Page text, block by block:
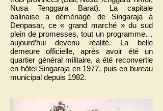
Nusa Tenggara Barat). La capitale
balinaise a déménagé de Singaraja à
Denpasar, ce « grand marché » du sud
plein de promesses, tout un programme…
aujourd’hui devenu réalité. La belle
demeure officielle, après avoir été un
quartier général militaire, a été reconvertie
en hôtel Singaraja en 1977, puis en bureau
municipal depuis 1982.